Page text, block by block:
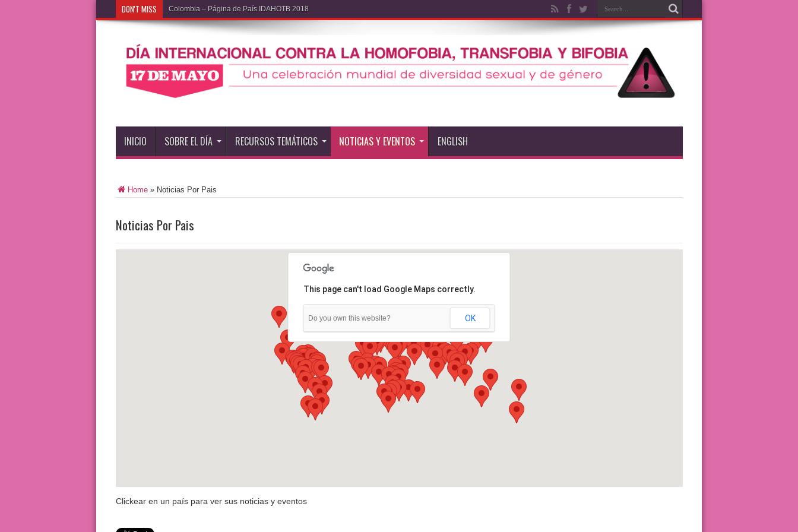
DON'T MISS Colombia – Página de País IDAHOTB 2018
INICIO SOBRE EL DÍA RECURSOS TEMÁTICOS NOTICIAS Y EVENTOS ENGLISH
Home» Noticias Por Pais
Noticias Por Pais
This page can't load Google Maps correctly.
Do you own this website? OK
Clickear en un país para ver sus noticias y eventos